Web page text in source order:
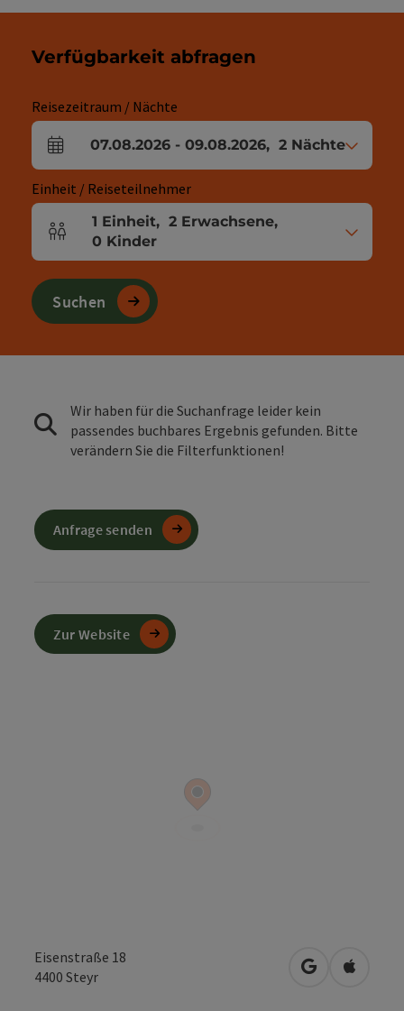
Eisenstraße 18
4400 Steyr in Google
in
Verfügbarkeit abfragen
Reisezeitraum / Nächte
An- und Abreisefelder
07.08.2026 - 09.08.2026, 2 Nächte
Einheit / Reiseteilnehmer
Einheitenanzahl und Personenfelder
1 Einheit, 2 Erwachsene,
0 Kinder
Suchen
Wir haben für die Suchanfrage leider kein
passendes buchbares Ergebnis gefunden. Bitte
verändern Sie die Filterfunktionen!
Anfrage senden
Zur Website